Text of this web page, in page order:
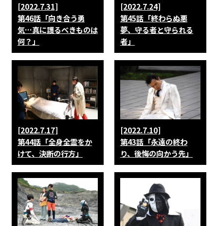
[2022.7.31]
第46話「向き合う勇
気…真に護るべきものは
何？」
[2022.7.24]
第45話「終わらぬ悪
夢、守る者と守られる
者」
[2022.7.17]
第44話「全身全霊をか
けて、決断の行方」
[2022.7.10]
第43話「永遠の終わ
り、後悔の向かう先」